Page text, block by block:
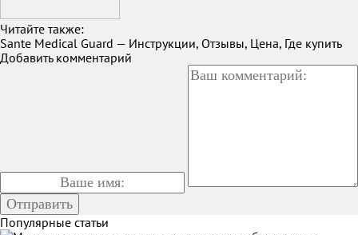
Читайте также:
Sante Medical Guard — Инструкции, Отзывы, Цена, Где купить
Добавить комментарий
Популярные статьи